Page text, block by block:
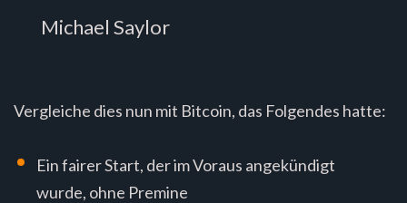
Michael Saylor
Vergleiche dies nun mit Bitcoin, das Folgendes hatte:
Ein fairer Start, der im Voraus angekündigt
wurde, ohne Premine